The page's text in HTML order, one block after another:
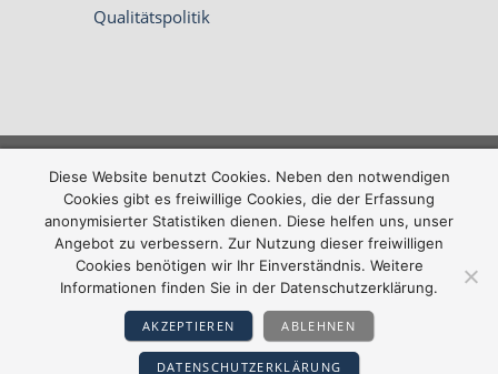
Qualitätspolitik
Datenschutz­erklärung Impressum
Copyright © 2020 Dawo Waagen- und
Automatisierungstechnik GbR
Diese Website benutzt Cookies. Neben den notwendigen
Cookies gibt es freiwillige Cookies, die der Erfassung
anonymisierter Statistiken dienen. Diese helfen uns, unser
Angebot zu verbessern. Zur Nutzung dieser freiwilligen
Cookies benötigen wir Ihr Einverständnis. Weitere
Informationen finden Sie in der Datenschutzerklärung.
AKZEPTIEREN ABLEHNEN
DATENSCHUTZERKLÄRUNG